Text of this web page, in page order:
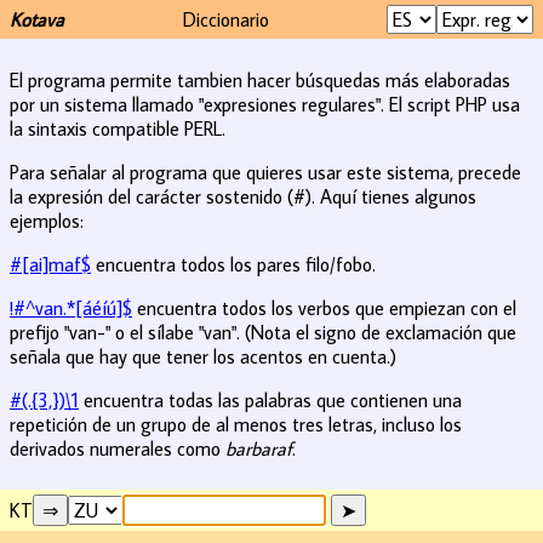
Kotava Diccionario
El programa permite tambien hacer búsquedas más elaboradas
por un sistema llamado "expresiones regulares". El script PHP usa
la sintaxis compatible PERL.
Para señalar al programa que quieres usar este sistema, precede
la expresión del carácter sostenido (#). Aquí tienes algunos
ejemplos:
#[ai]maf$ encuentra todos los pares filo/fobo.
!#^van.*[áéíú]$ encuentra todos los verbos que empiezan con el
prefijo "van-" o el sílabe "van". (Nota el signo de exclamación que
señala que hay que tener los acentos en cuenta.)
#(.{3,})\1 encuentra todas las palabras que contienen una
repetición de un grupo de al menos tres letras, incluso los
derivados numerales como barbaraf.
KT